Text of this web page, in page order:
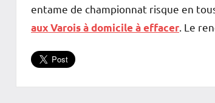
entame de championnat risque en
aux Varois à domicile à effacer . Le